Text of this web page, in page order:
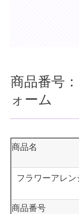
商品番号：
ォーム
商品名
商品番号